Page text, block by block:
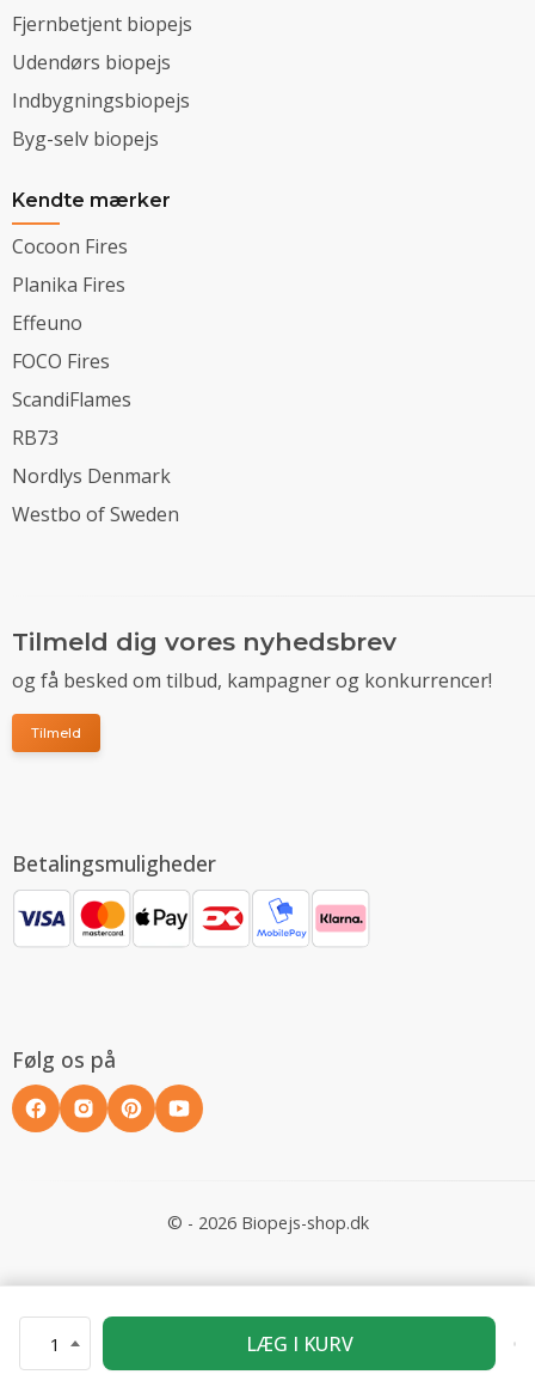
1 LÆG I KURV
Fjernbetjent biopejs
Udendørs biopejs
Indbygningsbiopejs
Byg-selv biopejs
Kendte mærker
Cocoon Fires
Planika Fires
Effeuno
FOCO Fires
ScandiFlames
RB73
Nordlys Denmark
Westbo of Sweden
Tilmeld dig vores nyhedsbrev
og få besked om tilbud, kampagner og konkurrencer!
Tilmeld
Betalingsmuligheder
Følg os på
© - 2026 Biopejs-shop.dk